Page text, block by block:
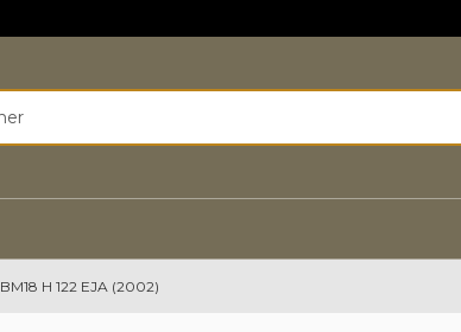
BM18 H 122 EJA (2002)